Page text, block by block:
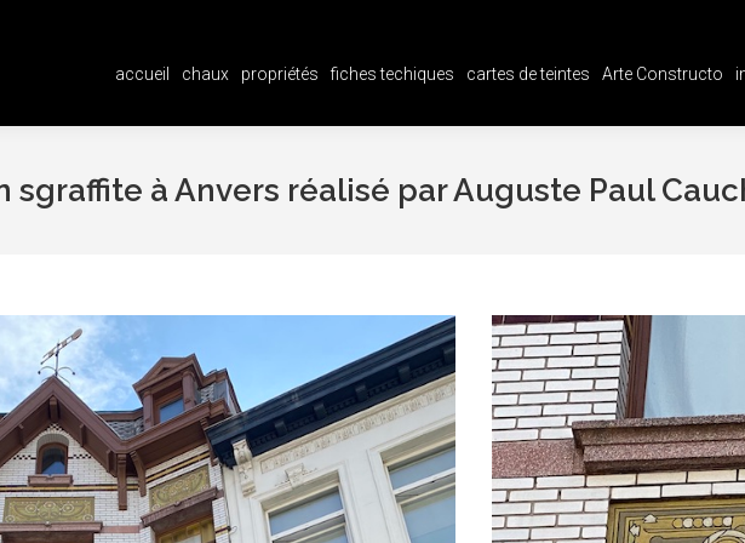
accueil chaux propriétés fiches techiques cartes de teintes Arte Constructo
sgraffite à Anvers réalisé par Auguste Paul